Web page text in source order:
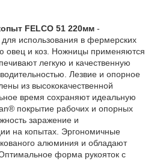
FELCO 51 220мм -
использования в фермерских
овец и коз. Ножницы применяются
легкую и качественную
Лезвие и опорное
из высококачественной
время сохраняют идеальную
покрытие рабочих и опорных
заражение и
на копытах. Эргономичные
кованого алюминия и обладают
форма рукояток с